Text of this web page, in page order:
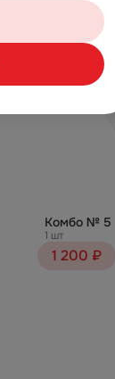
Комбо № 5
1 шт
1 200 ₽